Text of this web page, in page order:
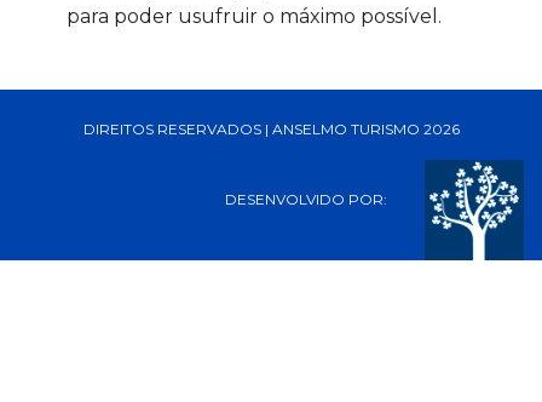
para poder usufruir o máximo possível.
DIREITOS RESERVADOS | ANSELMO TURISMO 2026
DESENVOLVIDO POR: